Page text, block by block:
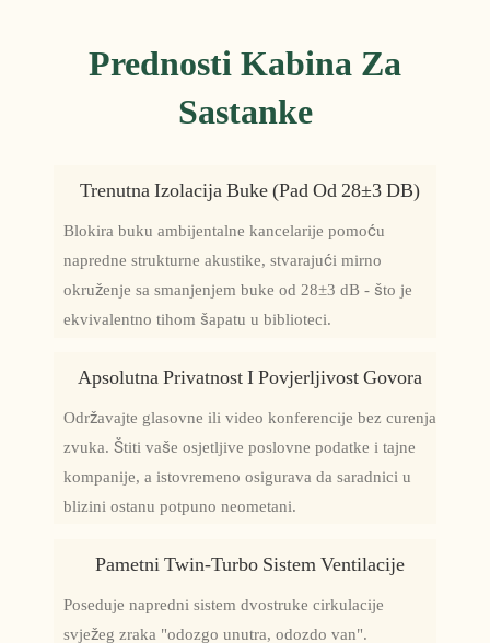
Prednosti Kabina Za
Sastanke
Trenutna Izolacija Buke (pad Od 28±3 DB)
Blokira buku ambijentalne kancelarije pomoću
napredne strukturne akustike, stvarajući mirno
okruženje sa smanjenjem buke od 28±3 dB - što je
ekvivalentno tihom šapatu u biblioteci.
Apsolutna Privatnost I Povjerljivost Govora
Održavajte glasovne ili video konferencije bez curenja
zvuka. Štiti vaše osjetljive poslovne podatke i tajne
kompanije, a istovremeno osigurava da saradnici u
blizini ostanu potpuno neometani.
Pametni Twin-Turbo Sistem Ventilacije
Poseduje napredni sistem dvostruke cirkulacije
svježeg zraka "odozgo unutra, odozdo van".